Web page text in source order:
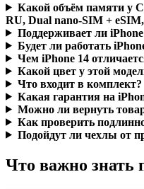
Какой объём памяти у
RU, Dual nano-SIM +
Поддерживает ли
Будет ли работать
Чем iPhone 14
Какой цвет у этой
Что входит в комплект?
Какая гарантия на
Можно ли вернуть
Как проверить
Подойдут ли чехлы от
Что важно знать